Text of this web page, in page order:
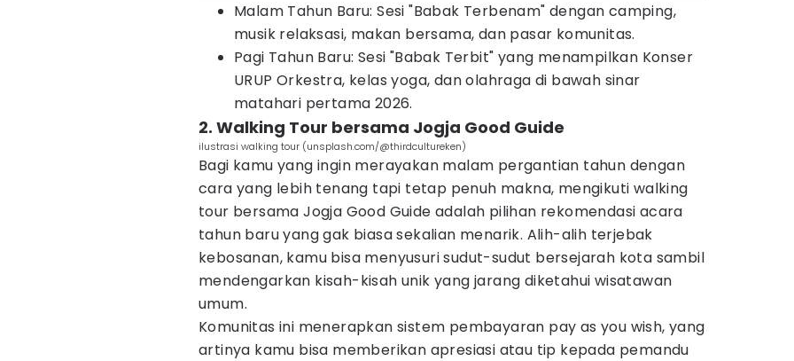
Malam Tahun Baru: Sesi "Babak Terbenam" dengan camping,
musik relaksasi, makan bersama, dan pasar komunitas.
Pagi Tahun Baru: Sesi "Babak Terbit" yang menampilkan Konser
URUP Orkestra, kelas yoga, dan olahraga di bawah sinar
matahari pertama 2026.
2. Walking Tour bersama Jogja Good Guide
ilustrasi walking tour (unsplash.com/@thirdcultureken)
Bagi kamu yang ingin merayakan malam pergantian tahun dengan
cara yang lebih tenang tapi tetap penuh makna, mengikuti walking
tour bersama Jogja Good Guide adalah pilihan rekomendasi acara
tahun baru yang gak biasa sekalian menarik. Alih-alih terjebak
kebosanan, kamu bisa menyusuri sudut-sudut bersejarah kota sambil
mendengarkan kisah-kisah unik yang jarang diketahui wisatawan
umum.
Komunitas ini menerapkan sistem pembayaran pay as you wish, yang
artinya kamu bisa memberikan apresiasi atau tip kepada pemandu